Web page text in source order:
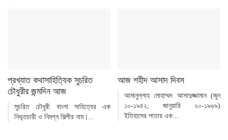
প্রখ্যাত কথাসাহিত্যিক সুচরিত
চৌধুরীর জন্মদিন আজ
সুচরিত চৌধুরী বাংলা সাহিত্যের এক
নিভৃতচারী ও নিমগ্ন শিল্পীর নাম।...
আজ শহীদ আসাদ দিবস
আমানুল্লাহ মোহাম্মদ আসাদুজ্জামান (জুন
১০-১৯৪২, জানুয়ারি ২০-১৯৬৯)
ইতিহাসের পাতায় এক...